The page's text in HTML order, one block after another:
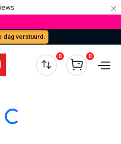
×
dag verstuurd.
0 0
Loading...